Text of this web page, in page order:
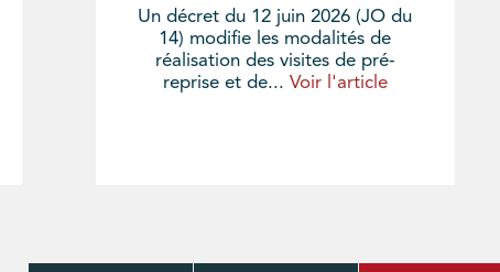
Un décret du 12 juin 2026 (JO du
14) modifie les modalités de
réalisation des visites de pré-
reprise et de... Voir l'article